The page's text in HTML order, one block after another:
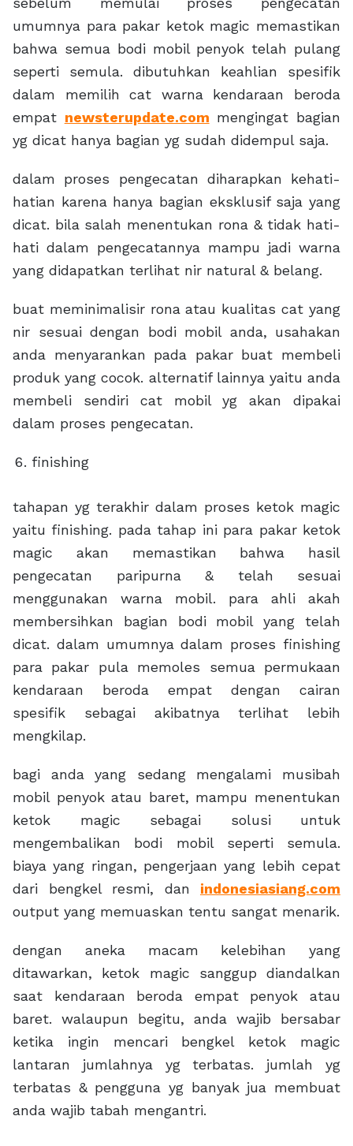
umumnya para pakar ketok magic memastikan
bahwa semua bodi mobil penyok telah pulang
seperti semula. dibutuhkan keahlian spesifik
dalam memilih cat warna kendaraan beroda
empat newsterupdate.com mengingat bagian
yg dicat hanya bagian yg sudah didempul saja.
dalam proses pengecatan diharapkan kehati-
hatian karena hanya bagian eksklusif saja yang
dicat. bila salah menentukan rona & tidak hati-
hati dalam pengecatannya mampu jadi warna
yang didapatkan terlihat nir natural & belang.
buat meminimalisir rona atau kualitas cat yang
nir sesuai dengan bodi mobil anda, usahakan
anda menyarankan pada pakar buat membeli
produk yang cocok. alternatif lainnya yaitu anda
membeli sendiri cat mobil yg akan dipakai
dalam proses pengecatan.
finishing
tahapan yg terakhir dalam proses ketok magic
yaitu finishing. pada tahap ini para pakar ketok
magic akan memastikan bahwa hasil
pengecatan paripurna & telah sesuai
menggunakan warna mobil. para ahli akah
membersihkan bagian bodi mobil yang telah
dicat. dalam umumnya dalam proses finishing
para pakar pula memoles semua permukaan
kendaraan beroda empat dengan cairan
spesifik sebagai akibatnya terlihat lebih
mengkilap.
bagi anda yang sedang mengalami musibah
mobil penyok atau baret, mampu menentukan
ketok magic sebagai solusi untuk
mengembalikan bodi mobil seperti semula.
biaya yang ringan, pengerjaan yang lebih cepat
dari bengkel resmi, dan indonesiasiang.com
output yang memuaskan tentu sangat menarik.
dengan aneka macam kelebihan yang
ditawarkan, ketok magic sanggup diandalkan
saat kendaraan beroda empat penyok atau
baret. walaupun begitu, anda wajib bersabar
ketika ingin mencari bengkel ketok magic
lantaran jumlahnya yg terbatas. jumlah yg
terbatas & pengguna yg banyak jua membuat
anda wajib tabah mengantri.